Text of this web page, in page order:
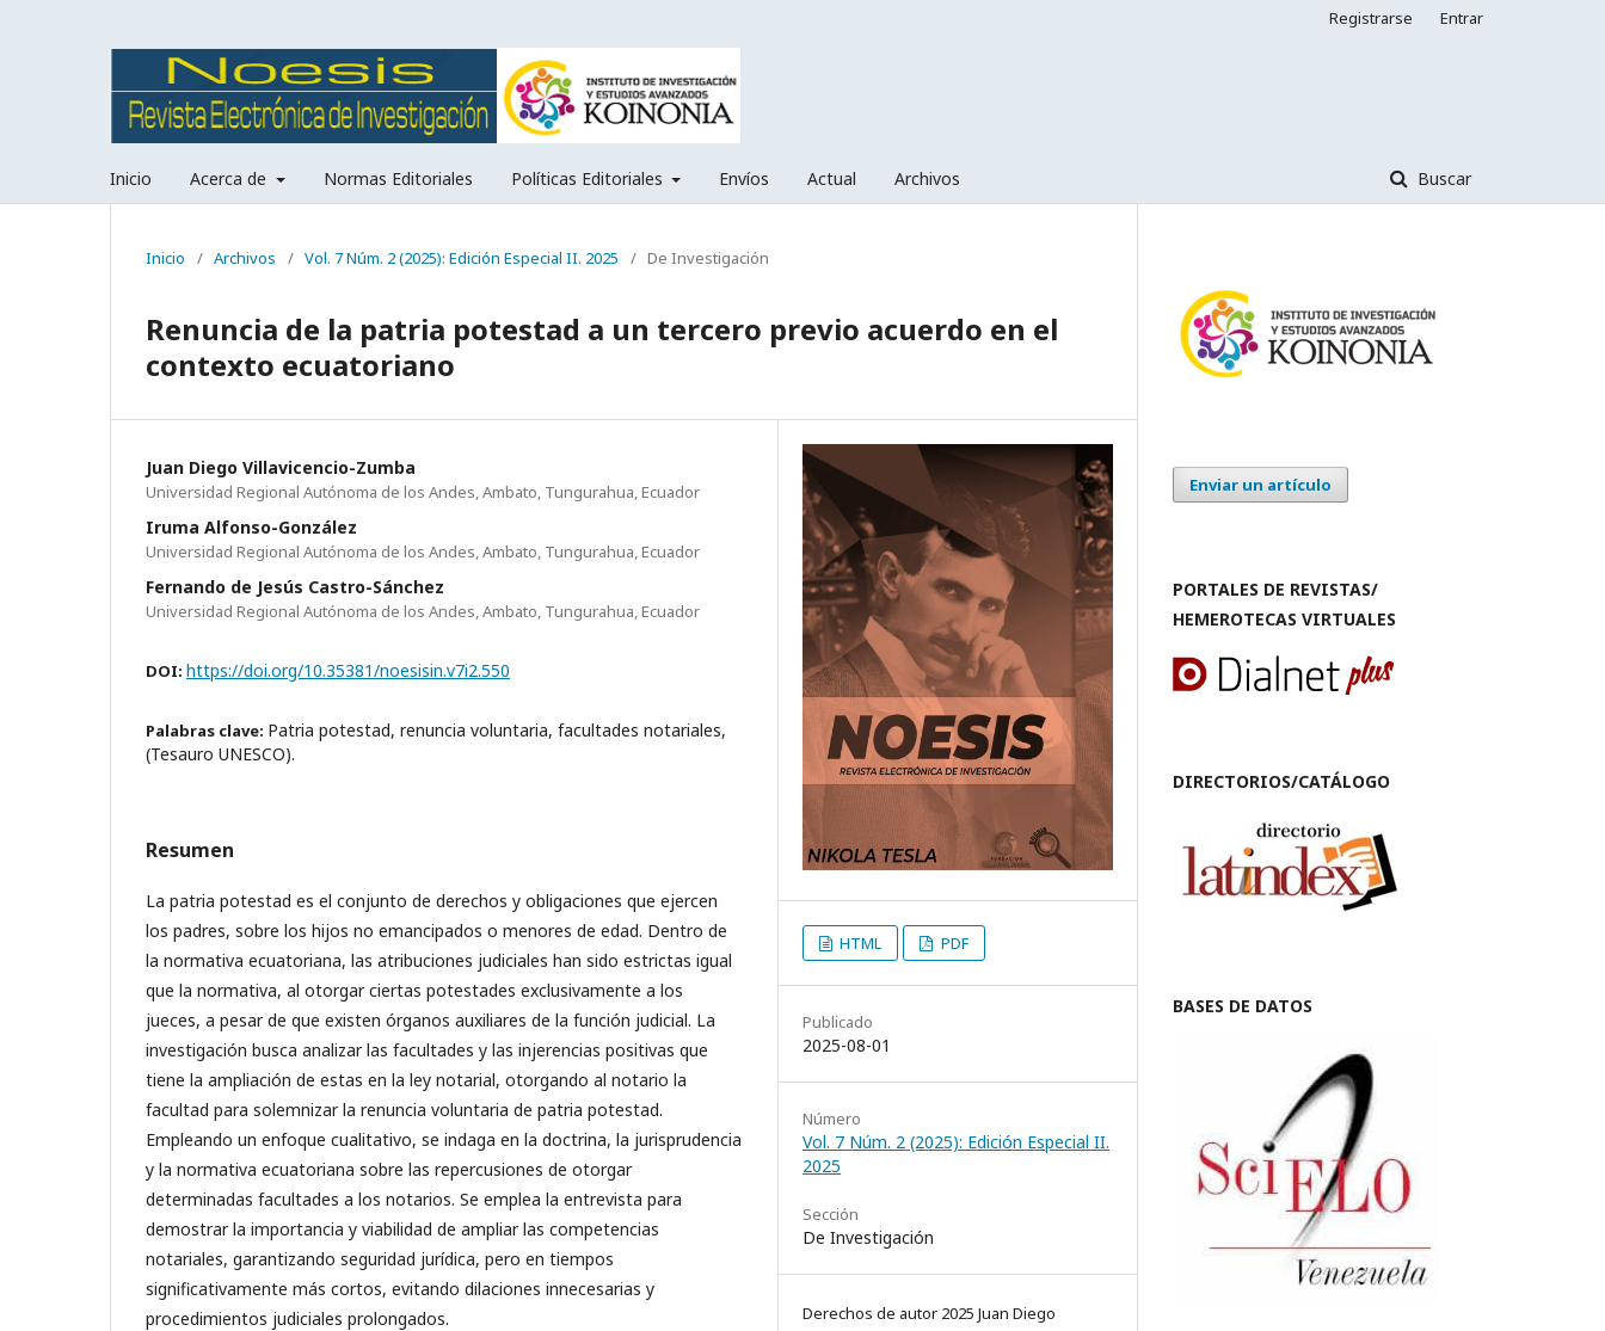
Inicio Acerca de Normas Editoriales Políticas Editoriales Envíos Actual Archivos Buscar
Registrarse Entrar
Inicio / Archivos / Vol. 7 Núm. 2 (2025): Edición Especial II. 2025 / De Investigación
Renuncia de la patria potestad a un tercero previo acuerdo en el
contexto ecuatoriano
Juan Diego Villavicencio-Zumba
Universidad Regional Autónoma de los Andes, Ambato, Tungurahua, Ecuador
Iruma Alfonso-González
Universidad Regional Autónoma de los Andes, Ambato, Tungurahua, Ecuador
Fernando de Jesús Castro-Sánchez
Universidad Regional Autónoma de los Andes, Ambato, Tungurahua, Ecuador
DOI: https://doi.org/10.35381/noesisin.v7i2.550
Palabras clave: Patria potestad, renuncia voluntaria, facultades notariales,
(Tesauro UNESCO).
Resumen
La patria potestad es el conjunto de derechos y obligaciones que ejercen
los padres, sobre los hijos no emancipados o menores de edad. Dentro de
la normativa ecuatoriana, las atribuciones judiciales han sido estrictas igual
que la normativa, al otorgar ciertas potestades exclusivamente a los
jueces, a pesar de que existen órganos auxiliares de la función judicial. La
investigación busca analizar las facultades y las injerencias positivas que
tiene la ampliación de estas en la ley notarial, otorgando al notario la
facultad para solemnizar la renuncia voluntaria de patria potestad.
Empleando un enfoque cualitativo, se indaga en la doctrina, la jurisprudencia
y la normativa ecuatoriana sobre las repercusiones de otorgar
determinadas facultades a los notarios. Se emplea la entrevista para
demostrar la importancia y viabilidad de ampliar las competencias
notariales, garantizando seguridad jurídica, pero en tiempos
significativamente más cortos, evitando dilaciones innecesarias y
procedimientos judiciales prolongados.
HTML PDF
Publicado
2025-08-01
Número
Vol. 7 Núm. 2 (2025): Edición Especial II.
2025
Sección
De Investigación
Derechos de autor 2025 Juan Diego
Enviar un artículo
PORTALES DE REVISTAS/
HEMEROTECAS VIRTUALES
DIRECTORIOS/CATÁLOGO
BASES DE DATOS